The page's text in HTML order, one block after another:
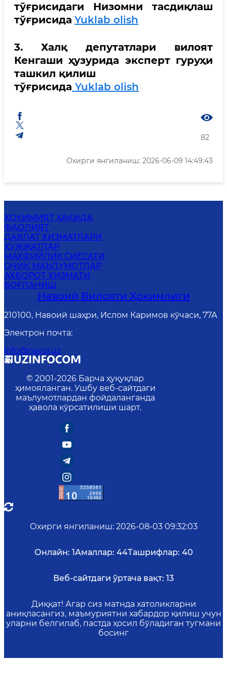
тўғрисидаги Низомни тасдиқлаш
тўғрисида Yuklab olish
3. Халқ депутатлари вилоят
Кенгаши ҳузурида эксперт гуруҳи
ташкил қилиш
тўғрисида Yuklab olish
82
Охирги янгиланиш: 2026-06-09 14:49:43
ҲОКИМИЯТ ҲАҚИДА
ФАОЛИЯТ
ДАВЛАТ ХИЗМАТЛАРИ
ҲУЖЖАТЛАР
MАХФИЙЛИК СИЁСАТИ
ОЧИҚ МАЪЛУМОТЛАР
АХБОРОТ ХИЗМАТИ
БОҒЛАНИШ
Навоий Вилояти Ҳокимлиги
210100, Навоий шаҳри, Ислом Каримов кўчаси, 77А
Электрон почта:
info@navoi.uz
© 2001-2026 Барча ҳуқуқлар
ҳимояланган. Ушбу веб-сайтдаги
маълумотлардан фойдаланганда
ҳавола кўрсатилиши шарт.
Охирги янгиланиш: 2026-08-03 09:32:03
Онлайн: 1Амаллар: 44Ташрифлар: 40
Веб-сайтдаги ўртача вақт: 13
Диққат! Агар сиз матнда хатоликларни
аниқласангиз, маъмуриятни хабардор қилиш учун
уларни белгилаб, пастда ҳосил бўладиган тугмани
босинг